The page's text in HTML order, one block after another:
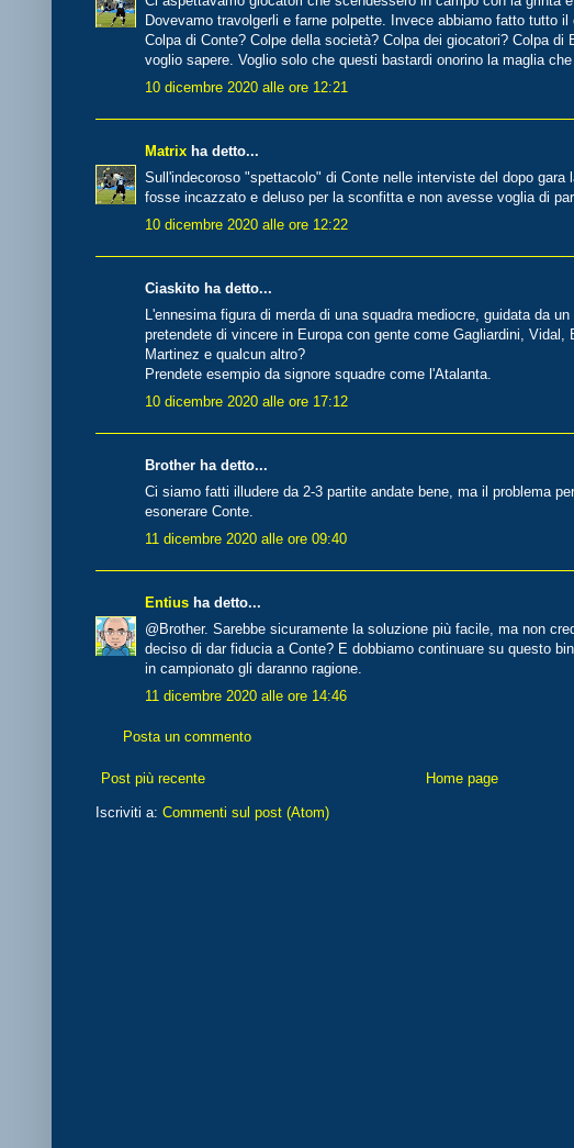
Dovevamo travolgerli e farne polpette. Invece abbiamo fatto tutto il
Colpa di Conte? Colpe della società? Colpa dei giocatori? Colpa di
voglio sapere. Voglio solo che questi bastardi onorino la maglia
10 dicembre 2020 alle ore 12:21
Matrix ha detto...
Sull'indecoroso "spettacolo" di Conte nelle interviste del dopo gara
fosse incazzato e deluso per la sconfitta e non avesse voglia di
10 dicembre 2020 alle ore 12:22
Ciaskito ha detto...
L'ennesima figura di merda di una squadra mediocre, guidata da
pretendete di vincere in Europa con gente come Gagliardini,
Martinez e qualcun altro?
Prendete esempio da signore squadre come l'Atalanta.
10 dicembre 2020 alle ore 17:12
Brother ha detto...
Ci siamo fatti illudere da 2-3 partite andate bene, ma il problema
esonerare Conte.
11 dicembre 2020 alle ore 09:40
Entius ha detto...
@Brother. Sarebbe sicuramente la soluzione più facile, ma non
deciso di dar fiducia a Conte? E dobbiamo continuare su questo
in campionato gli daranno ragione.
11 dicembre 2020 alle ore 14:46
Posta un commento
Post più recente Home page
Iscriviti a: Commenti sul post (Atom)